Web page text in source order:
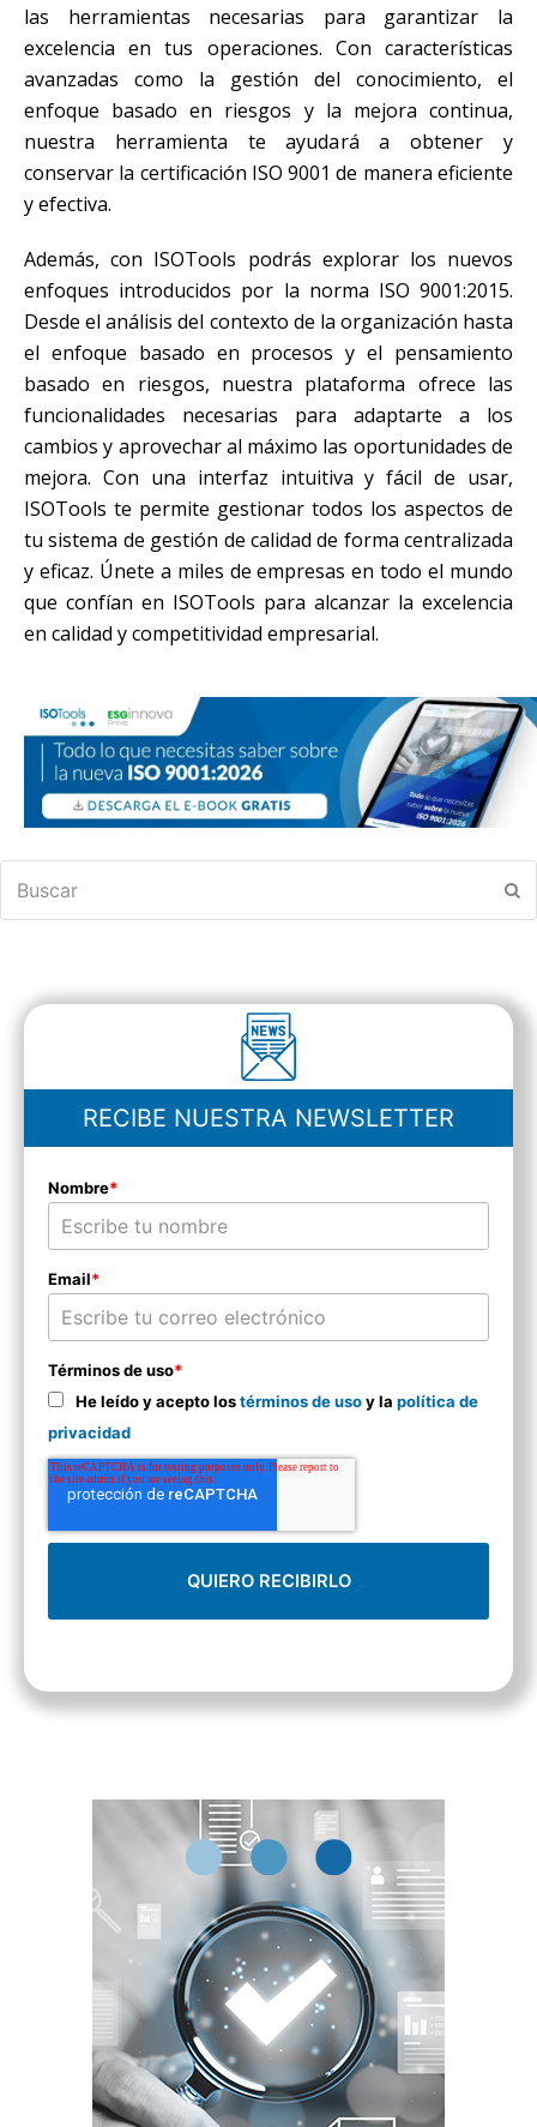
las herramientas necesarias para garantizar la
excelencia en tus operaciones. Con características
avanzadas como la gestión del conocimiento, el
enfoque basado en riesgos y la mejora continua,
nuestra herramienta te ayudará a obtener y
conservar la certificación ISO 9001 de manera eficiente
y efectiva.
Además, con ISOTools podrás explorar los nuevos
enfoques introducidos por la norma ISO 9001:2015.
Desde el análisis del contexto de la organización hasta
el enfoque basado en procesos y el pensamiento
basado en riesgos, nuestra plataforma ofrece las
funcionalidades necesarias para adaptarte a los
cambios y aprovechar al máximo las oportunidades de
mejora. Con una interfaz intuitiva y fácil de usar,
ISOTools te permite gestionar todos los aspectos de
tu sistema de gestión de calidad de forma centralizada
y eficaz. Únete a miles de empresas en todo el mundo
que confían en ISOTools para alcanzar la excelencia
en calidad y competitividad empresarial.
RECIBE NUESTRA NEWSLETTER
Nombre*
Email*
Términos de uso*
He leído y acepto lostérminos de usoy la política de
privacidad